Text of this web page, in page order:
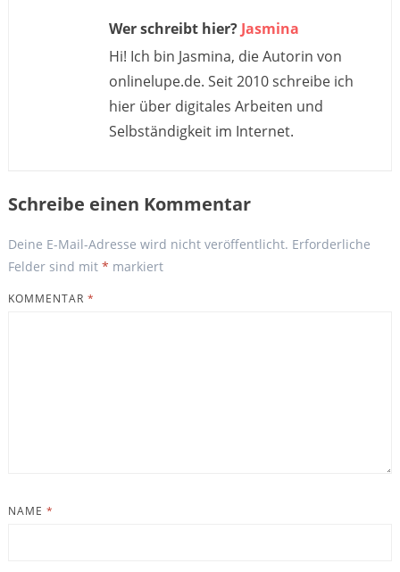
Wer schreibt hier?Jasmina
Hi! Ich bin Jasmina, die Autorin von
onlinelupe.de. Seit 2010 schreibe ich
hier über digitales Arbeiten und
Selbständigkeit im Internet.
Schreibe einen Kommentar
Deine E-Mail-Adresse wird nicht veröffentlicht. Erforderliche
Felder sind mit * markiert
KOMMENTAR *
NAME *